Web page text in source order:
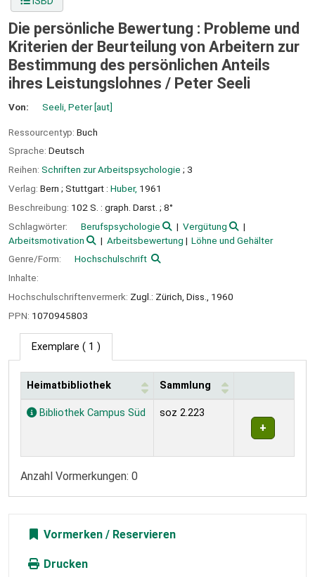
Die persönliche Bewertung : Probleme und
Kriterien der Beurteilung von Arbeitern zur
Bestimmung des persönlichen Anteils
ihres Leistungslohnes / Peter Seeli
Von: Seeli, Peter[aut]
Ressourcentyp: Buch
Sprache: Deutsch
Reihen: Schriften zur Arbeitspsychologie ; 3
Verlag: Bern ; Stuttgart : Huber, 1961
Beschreibung: 102 S. : graph. Darst. ; 8°
Schlagwörter:
Berufspsychologie
Vergütung
Arbeitsmotivation
Arbeitsbewertung
Löhne und Gehälter
Genre/Form:
Hochschulschrift
Inhalte:
Hochschulschriftenvermerk: Zugl.: Zürich, Diss., 1960
PPN: 1070945803
Exemplare ( 1 )
Exemplare
Heimatbibliothek Sammlung
Bibliothek Campus Süd soz 2.223
Anzahl Vormerkungen: 0
Vormerken
Drucken